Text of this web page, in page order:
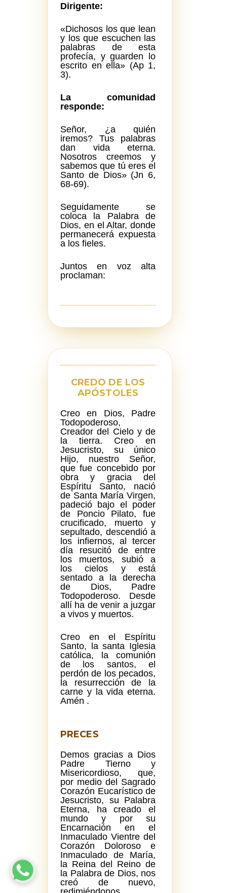
Dirigente:
«Dichosos los que lean
y los que escuchen las
palabras de esta
profecía, y guarden lo
escrito en ella» (Ap 1,
3).
La comunidad
responde:
Señor, ¿a quién
iremos? Tus palabras
dan vida eterna.
Nosotros creemos y
sabemos que tú eres el
Santo de Dios» (Jn 6,
68-69).
Seguidamente se
coloca la Palabra de
Dios, en el Altar, donde
permanecerá expuesta
a los fieles.
Juntos en voz alta
proclaman:
CREDO DE LOS
APÓSTOLES
Creo en Dios, Padre
Todopoderoso,
Creador del Cielo y de
la tierra. Creo en
Jesucristo, su único
Hijo, nuestro Señor,
que fue concebido por
obra y gracia del
Espíritu Santo, nació
de Santa María Virgen,
padeció bajo el poder
de Poncio Pilato, fue
crucificado, muerto y
sepultado, descendió a
los infiernos, al tercer
día resucitó de entre
los muertos, subió a
los cielos y está
sentado a la derecha
de Dios, Padre
Todopoderoso. Desde
allí ha de venir a juzgar
a vivos y muertos.
Creo en el Espíritu
Santo, la santa Iglesia
católica, la comunión
de los santos, el
perdón de los pecados,
la resurrección de la
carne y la vida eterna.
Amén .
PRECES
Demos gracias a Dios
Padre Tierno y
Misericordioso, que,
por medio del Sagrado
Corazón Eucarístico de
Jesucristo, su Palabra
Eterna, ha creado el
mundo y por su
Encarnación en el
Inmaculado Vientre del
Corazón Doloroso e
Inmaculado de María,
la Reina del Reino de
la Palabra de Dios, nos
creó de nuevo,